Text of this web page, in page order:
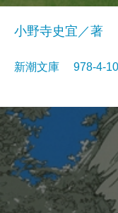
小野寺史宜／著
新潮文庫 978-4-